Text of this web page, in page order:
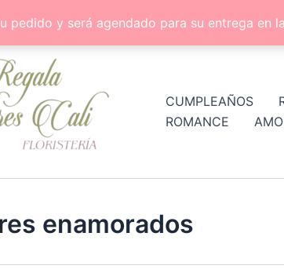
pedido y será agendado para su entrega en
CUMPLEAÑOS
ROMANCE
enamorados